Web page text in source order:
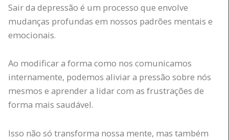
Sair da depressão é um processo que envolve
mudanças profundas em nossos padrões mentais e
emocionais.
Ao modificar a forma como nos comunicamos
internamente, podemos aliviar a pressão sobre nós
mesmos e aprender a lidar com as frustrações de
forma mais saudável.
Isso não só transforma nossa mente, mas também